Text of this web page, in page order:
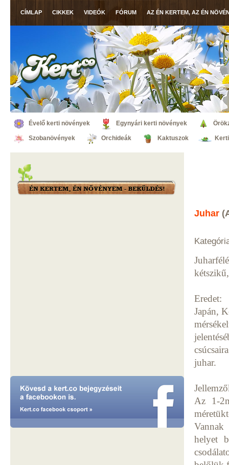
CÍMLAP CIKKEK VIDEÓK FÓRUM AZ ÉN KERTEM, AZ ÉN
Évelő kerti növények Egynyári kerti növények
Szobanövények Orchideák Kaktuszok
Juhar
Eredet:
Japán,
juhar.
Az 1-
helyet